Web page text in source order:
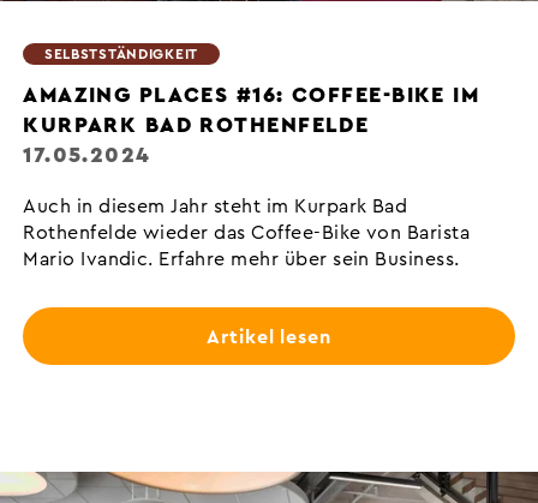
SELBSTSTÄNDIGKEIT
AMAZING PLACES #16: COFFEE-BIKE IM
KURPARK BAD ROTHENFELDE
17.05.2024
Auch in diesem Jahr steht im Kurpark Bad
Rothenfelde wieder das Coffee-Bike von Barista
Mario Ivandic. Erfahre mehr über sein Business.
Artikel lesen